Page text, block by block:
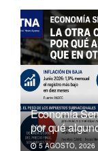
Economía
por qué
5 AGOSTO, 2026